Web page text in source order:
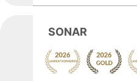
SONAR